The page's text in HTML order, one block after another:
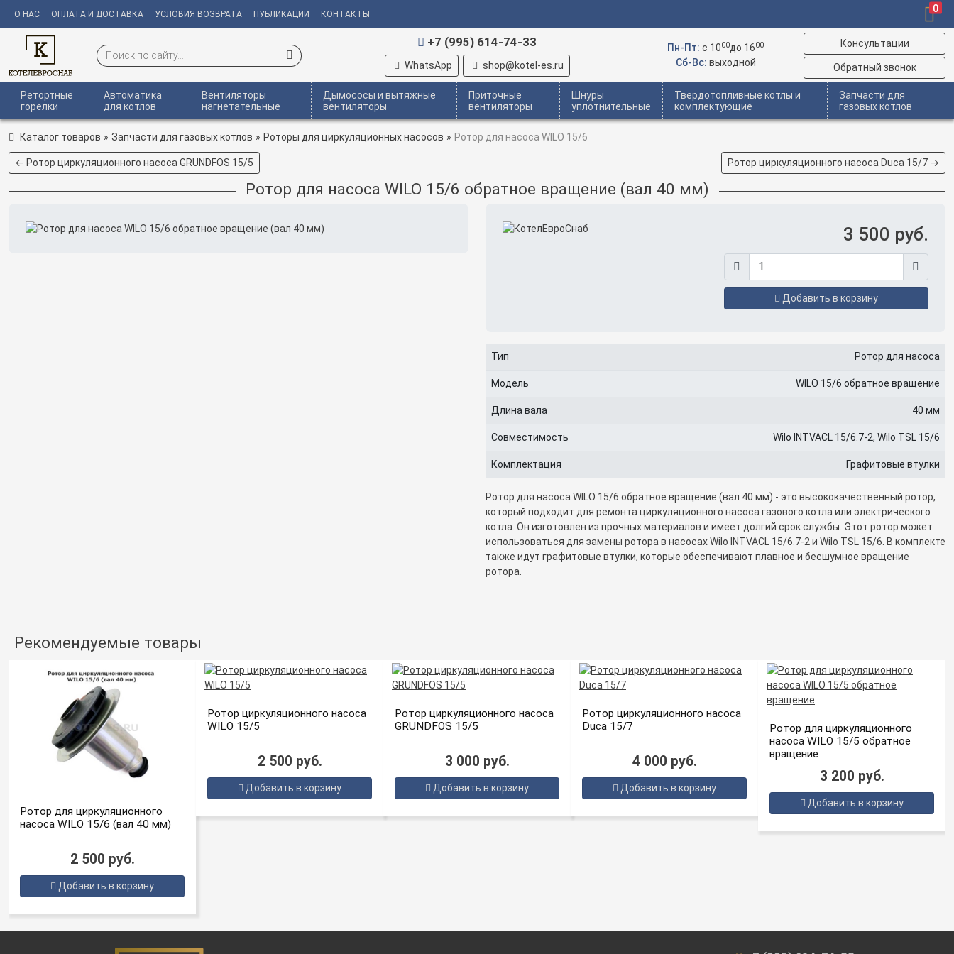
О НАС ОПЛАТА И ДОСТАВКА УСЛОВИЯ ВОЗВРАТА ПУБЛИКАЦИИ КОНТАКТЫ
0
+7 (995) 614-74-33
WhatsApp shop@kotel-es.ru
Пн-Пт: c 1000до 1600
Сб-Вс: выходной
Консультации
Обратный звонок
Ретортные
горелки
Автоматика
для котлов
Вентиляторы
нагнетательные
Дымососы и вытяжные
вентиляторы
Приточные
вентиляторы
Шнуры
уплотнительные
Твердотопливные котлы и
комплектующие
Запчасти для
газовых котлов
Каталог товаров » Запчасти для газовых котлов » Роторы для циркуляционных насосов » Ротор для насоса WILO 15/6
← Ротор циркуляционного насоса GRUNDFOS 15/5 Ротор циркуляционного насоса Duca 15/7 →
Ротор для насоса WILO 15/6 обратное вращение (вал 40 мм)
3 500 руб.
Добавить в корзину
Тип Ротор для насоса
Модель WILO 15/6 обратное вращение
Длина вала 40 мм
Совместимость Wilo INTVACL 15/6.7-2, Wilo TSL 15/6
Комплектация Графитовые втулки
Ротор для насоса WILO 15/6 обратное вращение (вал 40 мм) - это высококачественный ротор,
который подходит для ремонта циркуляционного насоса газового котла или электрического
котла. Он изготовлен из прочных материалов и имеет долгий срок службы. Этот ротор может
использоваться для замены ротора в насосах Wilo INTVACL 15/6.7-2 и Wilo TSL 15/6. В комплекте
также идут графитовые втулки, которые обеспечивают плавное и бесшумное вращение
ротора.
Рекомендуемые товары
Ротор для циркуляционного
насоса WILO 15/6 (вал 40 мм)
2 500 руб.
Добавить в корзину
Ротор циркуляционного насоса
WILO 15/5
2 500 руб.
Добавить в корзину
Ротор циркуляционного насоса
GRUNDFOS 15/5
3 000 руб.
Добавить в корзину
Ротор циркуляционного насоса
Duca 15/7
4 000 руб.
Добавить в корзину
Ротор для циркуляционного
насоса WILO 15/5 обратное
вращение
3 200 руб.
Добавить в корзину